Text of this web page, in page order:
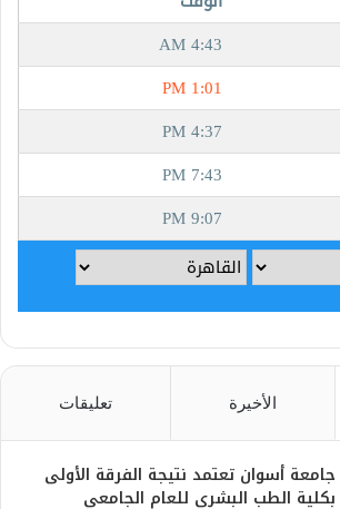
الأخيرة تعليقات
جامعة أسوان تعتمد نتيجة الفرقة الأولى
بكلية الطب البشري للعام الجامعي